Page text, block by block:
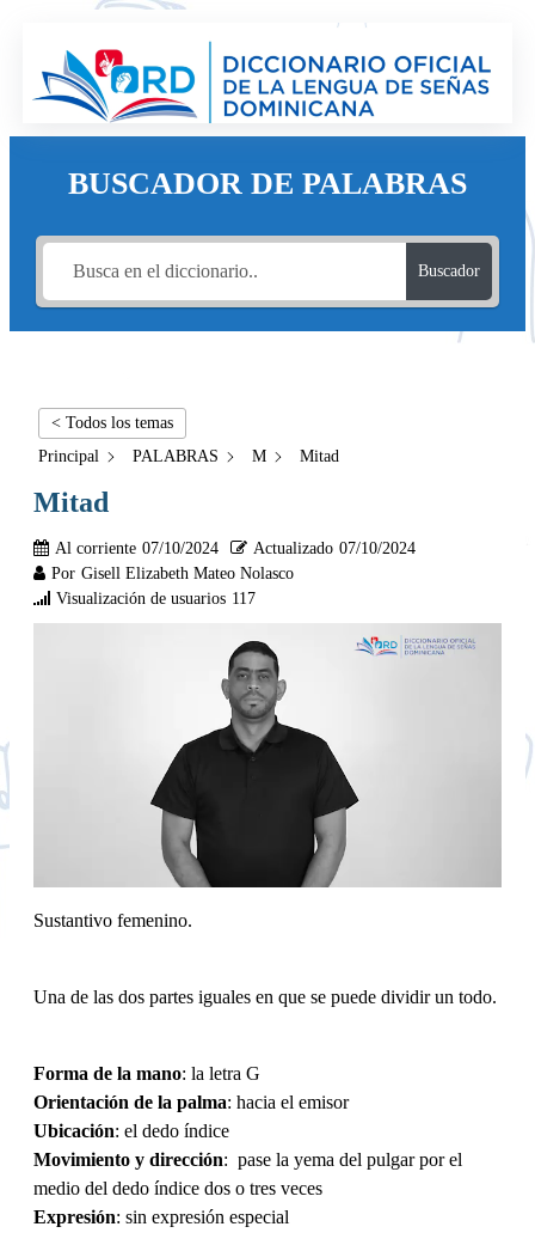
BUSCADOR DE PALABRAS
Buscador
< Todos los temas
Principal
PALABRAS M Mitad
Mitad
Al corriente 07/10/2024 Actualizado 07/10/2024
Por Gisell Elizabeth Mateo Nolasco
Visualización de usuarios 117
Sustantivo femenino.
Una de las dos partes iguales en que se puede dividir un todo.
Forma de la mano: la letra G
Orientación de la palma: hacia el emisor
Ubicación: el dedo índice
Movimiento y dirección: pase la yema del pulgar por el
medio del dedo índice dos o tres veces
Expresión: sin expresión especial